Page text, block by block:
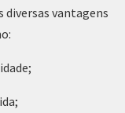
diversas vantagens